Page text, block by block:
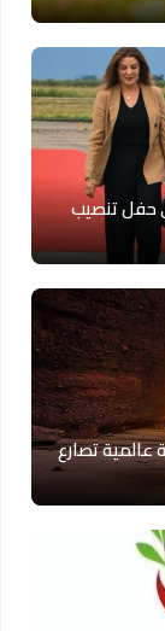
حفل تنصيب
تصارع